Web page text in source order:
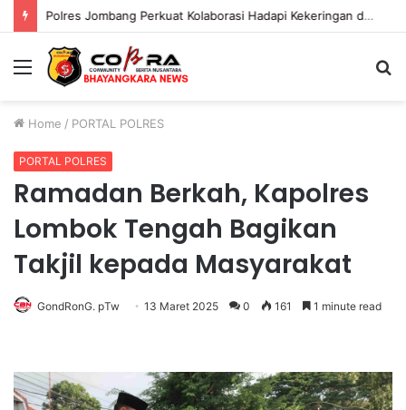
Polres Jombang Perkuat Kolaborasi Hadapi Kekeringan dan Karhutla
Menu
Home / PORTAL POLRES
PORTAL POLRES
Ramadan Berkah, Kapolres
Lombok Tengah Bagikan
Takjil kepada Masyarakat
GondRonG. pTw 13 Maret 2025 0 161 1 minute read